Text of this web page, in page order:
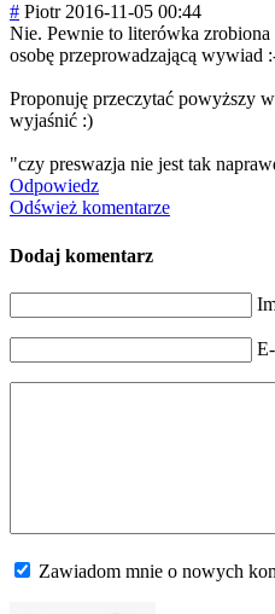
# Piotr 2016-11-05 00:44
Nie. Pewnie to literówka
osobę przeprowadzającą wywiad
Proponuję przeczytać powyższy
wyjaśnić :)
"czy preswazja nie jest tak
Odpowiedz
Odśwież komentarze
Dodaj komentarz
Zawiadom mnie o nowych